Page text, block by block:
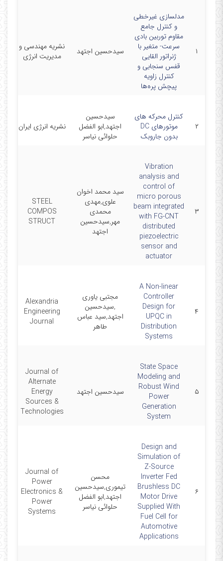
۱
مدلسازی غیرخطی
و کنترل جامع
مقاوم توربین بادی
سرعت- متغیر با
ژنراتور القایی
قفس سنجابی و
کنترل زاویه
پیچش پره‌ها
سیدحسین اجتهد
نشریه مهندسی و
مدیریت انرژی
۲
کنترل محرکه های
موتورهای DC
بدون جاروبک
سیدحسین
اجتهد,ابو الفضل
حلوائی نیاسر
نشریه انرژی ایران
۳
Vibration
analysis and
control of
micro porous
beam integrated
with FG-CNT
distributed
piezoelectric
sensor and
actuator
سید محمد اخوان
علوی,مهدی
محمدی
مهر,سیدحسین
اجتهد
STEEL
COMPOS
STRUCT
۴
A Non-linear
Controller
Design for
UPQC in
Distribution
Systems
مجتبی یاوری
,سیدحسین
اجتهد,سید عباس
طاهر
Alexandria
Engineering
Journal
۵
State Space
Modeling and
Robust Wind
Power
Generation
System
سیدحسین اجتهد
Journal of
Alternate
Energy
Sources &
Technologies
۶
Design and
Simulation of
Z-Source
Inverter Fed
Brushless DC
Motor Drive
Supplied With
Fuel Cell for
Automotive
Applications
محسن
تیموری,سیدحسین
اجتهد,ابو الفضل
حلوائی نیاسر
Journal of
Power
Electronics &
Power
Systems